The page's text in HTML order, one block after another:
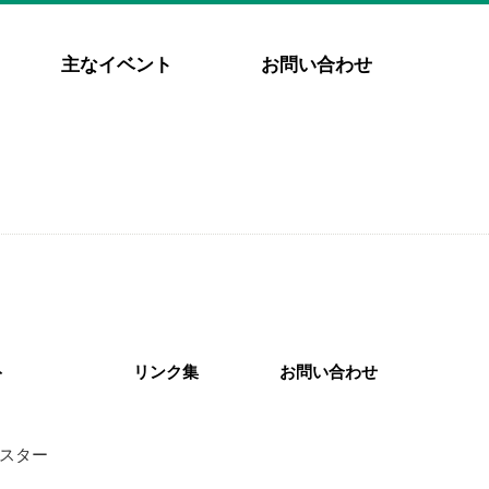
主なイベント お問い合わせ
ター
リンク集 お問い合わせ